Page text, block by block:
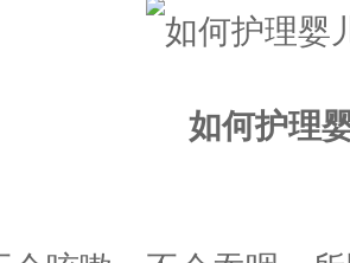
如何护理